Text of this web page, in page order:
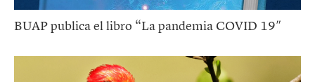
BUAP publica el libro “La pandemia COVID 19″